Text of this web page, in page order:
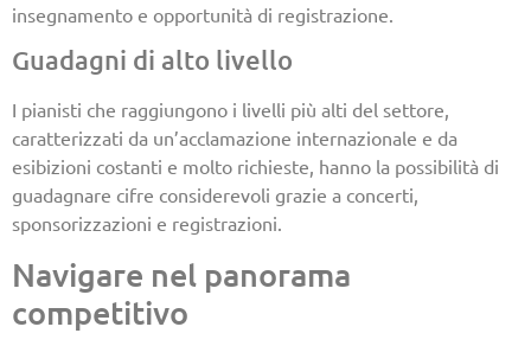
insegnamento e opportunità di registrazione.
Guadagni di alto livello
I pianisti che raggiungono i livelli più alti del settore,
caratterizzati da un’acclamazione internazionale e da
esibizioni costanti e molto richieste, hanno la possibilità di
guadagnare cifre considerevoli grazie a concerti,
sponsorizzazioni e registrazioni.
Navigare nel panorama
competitivo